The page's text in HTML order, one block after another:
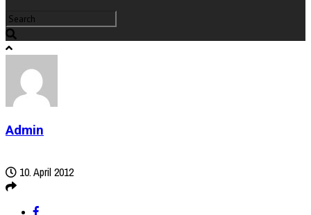
Admin
10. April 2012